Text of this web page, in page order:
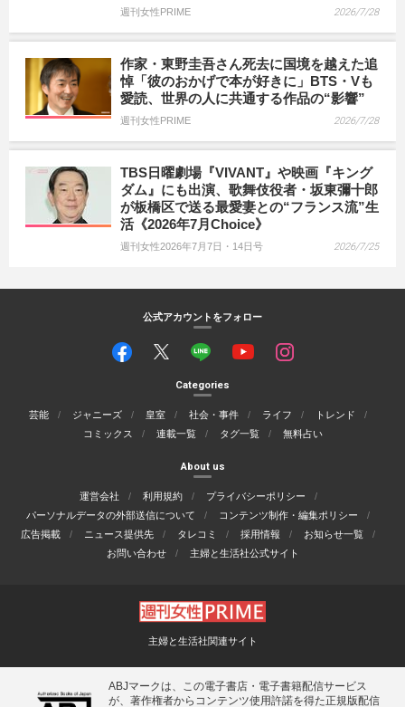
週刊女性PRIME 2026/7/28
作家・東野圭吾さん死去に国境を越えた追
悼「彼のおかげで本が好きに」BTS・Vも
愛読、世界の人に共通する作品の“影響”
週刊女性PRIME 2026/7/28
TBS日曜劇場『VIVANT』や映画『キング
ダム』にも出演、歌舞伎役者・坂東彌十郎
が板橋区で送る最愛妻との“フランス流”生
活《2026年7月Choice》
週刊女性2026年7月7日・14日号 2026/7/25
公式アカウントをフォロー
Categories
芸能 ジャニーズ 皇室 社会・事件 ライフ
トレンド
コミックス
連載一覧 タグ一覧 無料占い
About us
運営会社 利用規約
プライバシーポリシー
パーソナルデータの外部送信について
コンテンツ制作・編集ポリシー
広告掲載
ニュース提供先 タレコミ 採用情報
お知らせ一覧
お問い合わせ
主婦と生活社公式サイト
主婦と生活社関連サイト
ABJマークは、この電子書店・電子書籍配信サービス
が、著作権者からコンテンツ使用許諾を得た正規版配信